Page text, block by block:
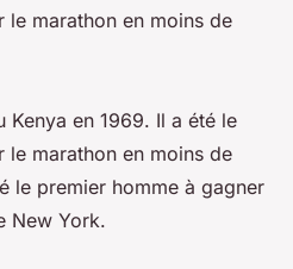
le marathon en moins de
Kenya en 1969. Il a été le
le marathon en moins de
le premier homme à gagner
New York.